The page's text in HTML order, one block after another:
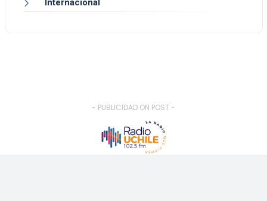
Internacional
- PUBLICIDAD ON POST -